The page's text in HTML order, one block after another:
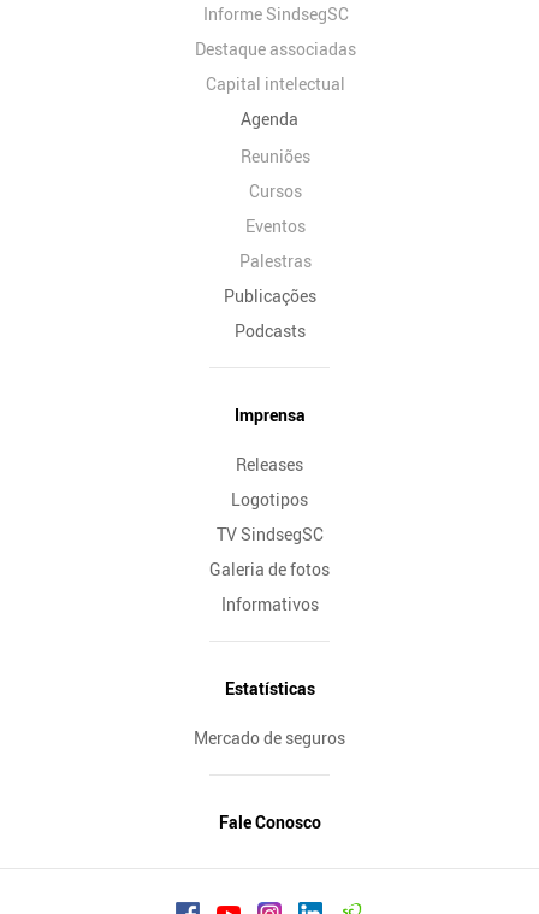
Informe SindsegSC
Destaque associadas
Capital intelectual
Agenda
Reuniões
Cursos
Eventos
Palestras
Publicações
Podcasts
Imprensa
Releases
Logotipos
TV SindsegSC
Galeria de fotos
Informativos
Estatísticas
Mercado de seguros
Fale Conosco